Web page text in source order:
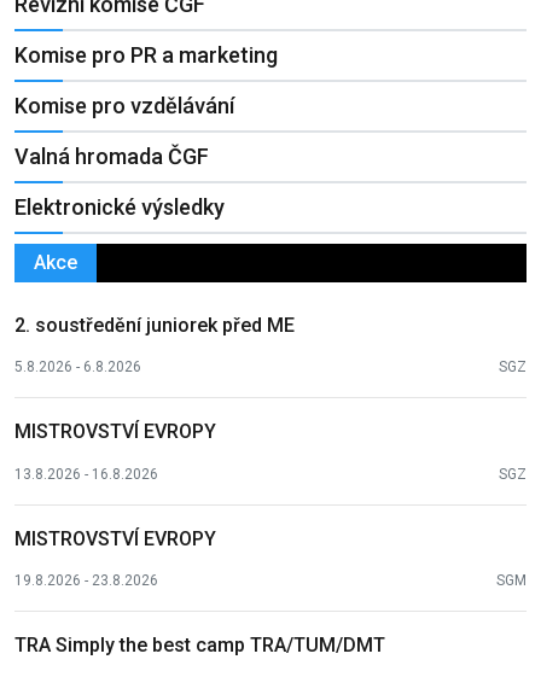
Komise pro PR a marketing
Komise pro vzdělávání
Valná hromada ČGF
Elektronické výsledky
Akce
2. soustředění juniorek před ME
5.8.2026 - 6.8.2026 SGZ
MISTROVSTVÍ EVROPY
13.8.2026 - 16.8.2026 SGZ
MISTROVSTVÍ EVROPY
19.8.2026 - 23.8.2026 SGM
TRA Simply the best camp TRA/TUM/DMT